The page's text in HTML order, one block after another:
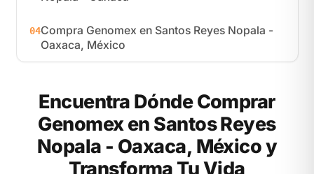
04Compra Genomex en Santos Reyes Nopala -
Oaxaca, México
Encuentra Dónde Comprar
Genomex en Santos Reyes
Nopala - Oaxaca, México y
Transforma Tu Vida